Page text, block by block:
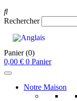
Rechercher
Panier (0)
0,00 € 0 Panier
Notre Maison